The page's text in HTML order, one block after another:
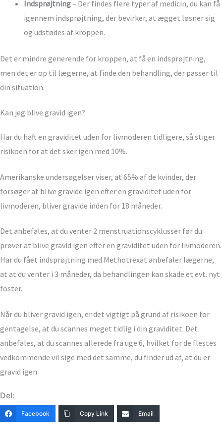
Indsprøjtning– Der findes flere typer af medicin, du kan få
igennem indsprøjtning, der bevirker, at ægget løsner sig
og udstødes af kroppen.
Det er mindre generende for kroppen, at få en indsprøjtning,
men det er op til lægerne, at finde den behandling, der passer til
din situation.
Kan jeg blive gravid igen?
Har du haft en graviditet uden for livmoderen tidligere, så stiger
risikoen for at det sker igen med 10%.
Amerikanske undersøgelser viser, at 65% af de kvinder, der
forsøger at blive gravide igen efter en graviditet uden for
livmoderen, bliver gravide inden for 18 måneder.
Det anbefales, at du venter 2 menstruationscyklusser før du
prøver at blive gravid igen efter en graviditet uden for livmoderen.
Har du fået indsprøjtning med Methotrexat anbefaler lægerne,
at at du venter i 3 måneder, da behandlingen kan skade et evt. nyt
foster.
Når du bliver gravid igen, er det vigtigt på grund af risikoen for
gentagelse, at du scannes meget tidlig i din graviditet. Det
anbefales, at du scannes allerede fra uge 6, hvilket for de flestes
vedkommende vil sige med det samme, du finder ud af, at du er
gravid igen.
Del:
Facebook Copy Link Email